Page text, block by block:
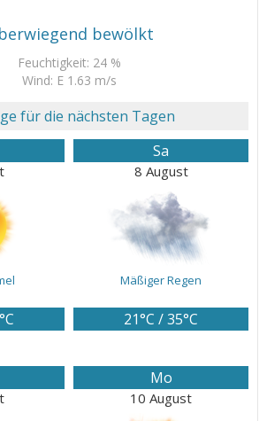
bewölkt
Feuchtigkeit: 24 %
Wind: E 1.63 m/s
für die nächsten Tagen
Sa
8 August
Mäßiger Regen
21°C / 35°C
Mo
10 August